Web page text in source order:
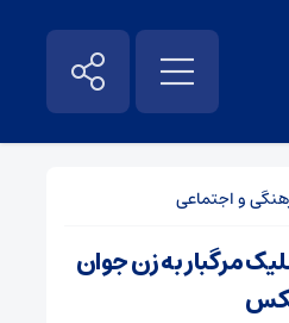
و اجتماعی
مرگبار به زن جوان